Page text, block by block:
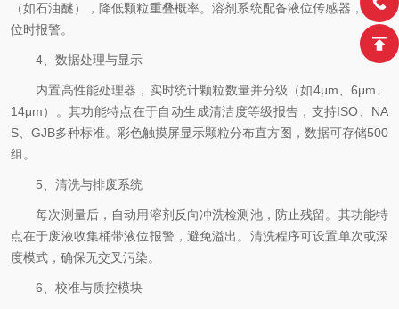
（如石油醚），降低颗粒重叠概率。溶剂系统配备液位传感器，低液
位时报警。
4、数据处理与显示
内置高性能处理器，实时统计颗粒数量并分级（如4μm、6μm、
14μm）。其功能特点在于自动生成清洁度等级报告，支持ISO、NA
S、GJB多种标准。彩色触摸屏显示颗粒分布直方图，数据可存储500
组。
5、清洗与排废系统
每次测量后，自动用溶剂反向冲洗检测池，防止残留。其功能特
点在于废液收集桶带液位报警，避免溢出。清洗程序可设置单次或深
度模式，确保无交叉污染。
6、校准与质控模块